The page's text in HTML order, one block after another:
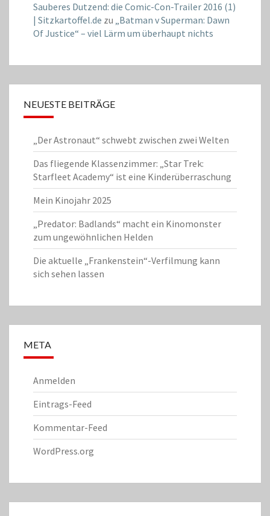
Sauberes Dutzend: die Comic-Con-Trailer 2016 (1)
| Sitzkartoffel.de zu „Batman v Superman: Dawn
Of Justice“ – viel Lärm um überhaupt nichts
NEUESTE BEITRÄGE
„Der Astronaut“ schwebt zwischen zwei Welten
Das fliegende Klassenzimmer: „Star Trek:
Starfleet Academy“ ist eine Kinderüberraschung
Mein Kinojahr 2025
„Predator: Badlands“ macht ein Kinomonster
zum ungewöhnlichen Helden
Die aktuelle „Frankenstein“-Verfilmung kann
sich sehen lassen
META
Anmelden
Eintrags-Feed
Kommentar-Feed
WordPress.org